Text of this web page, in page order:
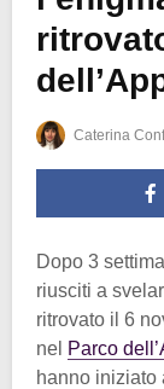
Caterina
Dopo 3
riusciti a
ritrovato il 6
nel Parco
hanno iniziato